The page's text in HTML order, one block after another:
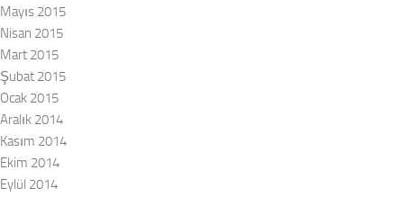
Mayıs 2015
Nisan 2015
Mart 2015
Şubat 2015
Ocak 2015
Aralık 2014
Kasım 2014
Ekim 2014
Eylül 2014